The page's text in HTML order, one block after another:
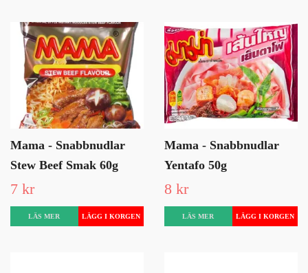
Mama - Snabbnudlar
Stew Beef Smak 60g
7 kr
LÄS MER
Mama - Snabbnudlar
Yentafo 50g
8 kr
LÄS MER